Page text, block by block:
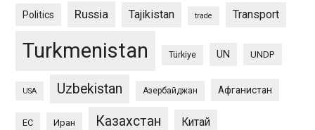
Politics Russia Tajikistan trade Transport
Turkmenistan Türkiye UN UNDP
USA Uzbekistan Азербайджан Афганистан
ЕС Иран Казахстан Китай